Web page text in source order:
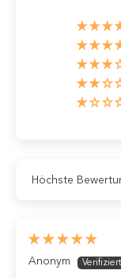
Sort by
Anonym